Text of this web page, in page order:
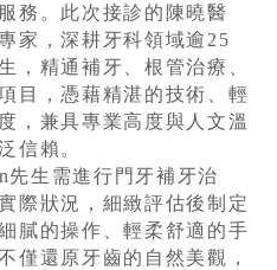
務。此次接診的陳曉醫
家，深耕牙科領域逾25
，精通補牙、根管治療、
目，憑藉精湛的技術、輕
，兼具專業高度與人文溫
信賴。
先生需進行門牙補牙治
際狀況，細緻評估後制定
膩的操作、輕柔舒適的手
僅還原牙齒的自然美觀，